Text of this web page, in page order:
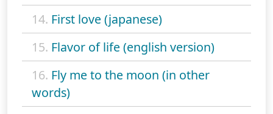
14. First love (japanese)
15. Flavor of life (english version)
16. Fly me to the moon (in other
words)